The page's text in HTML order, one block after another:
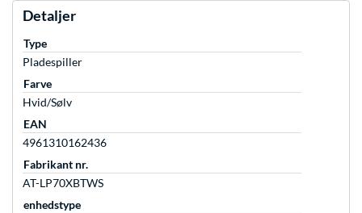
Detaljer
Type
Pladespiller
Farve
Hvid/Sølv
EAN
4961310162436
Fabrikant nr.
AT-LP70XBTWS
enhedstype